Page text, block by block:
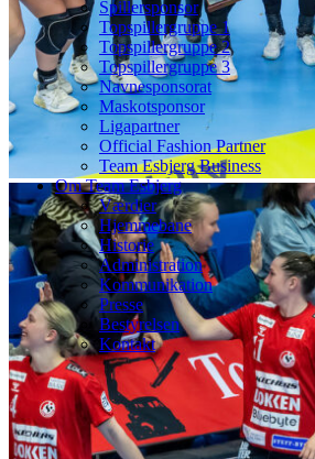
Spillersponsor
Topspillergruppe 1
Topspillergruppe 2
Topspillergruppe 3
Navnesponsorat
Maskotsponsor
Ligapartner
Official Fashion Partner
Team Esbjerg Business
Om Team Esbjerg
Værdier
Hjemmebane
Historie
Administration
Kommunikation
Presse
Bestyrelsen
Kontakt